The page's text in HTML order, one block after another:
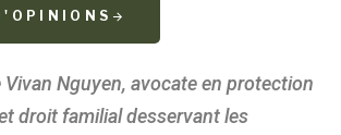
Nguyen, avocate en protection
droit familial desservant les